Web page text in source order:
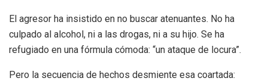
El agresor ha insistido en no buscar atenuantes. No ha
culpado al alcohol, ni a las drogas, ni a su hijo. Se ha
refugiado en una fórmula cómoda: “un ataque de locura”.
Pero la secuencia de hechos desmiente esa coartada: